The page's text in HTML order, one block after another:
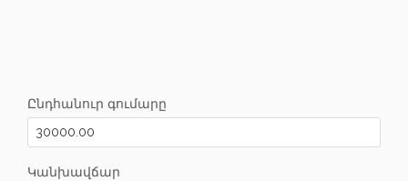
Ընդհանուր գումարը
Կանխավճար